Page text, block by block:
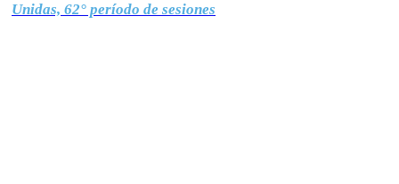
Unidas, 62° período de sesiones